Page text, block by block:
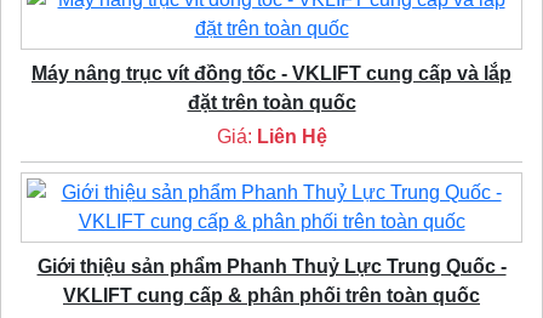
Máy nâng trục vít đồng tốc - VKLIFT cung cấp và lắp
đặt trên toàn quốc
Giá: Liên Hệ
Giới thiệu sản phẩm Phanh Thuỷ Lực Trung Quốc -
VKLIFT cung cấp & phân phối trên toàn quốc